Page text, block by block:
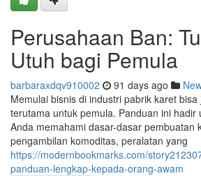
Perusahaan Ban:
Utuh bagi Pemula
barbaraxdqv910002 91 days ago
Memulai bisnis di industri pabrik karet
terutama untuk pemula. Panduan ini hadir
Anda memahami dasar-dasar pembuatan
pengambilan komoditas, peralatan yang
https://modernbookmarks.com/
panduan-lengkap-kepada-orang-awam